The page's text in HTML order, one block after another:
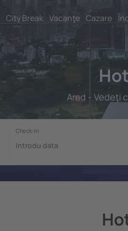
City Break Vacanţe Cazare
Arad - Vedeţi